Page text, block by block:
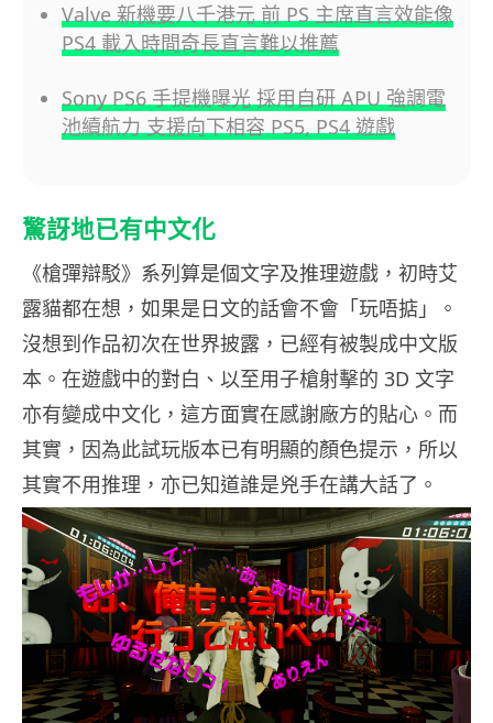
Valve 新機要八千港元 前 PS 主席直言效能像
PS4 載入時間奇長直言難以推薦
Sony PS6 手提機曝光 採用自研 APU 強調電
池續航力 支援向下相容 PS5, PS4 遊戲
驚訝地已有中文化
《槍彈辯駁》系列算是個文字及推理遊戲，初時艾
露貓都在想，如果是日文的話會不會「玩唔掂」。
沒想到作品初次在世界披露，已經有被製成中文版
本。在遊戲中的對白、以至用子槍射擊的 3D 文字
亦有變成中文化，這方面實在感謝廠方的貼心。而
其實，因為此試玩版本已有明顯的顏色提示，所以
其實不用推理，亦已知道誰是兇手在講大話了。